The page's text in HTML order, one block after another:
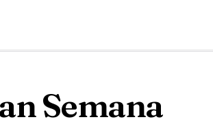
Semana